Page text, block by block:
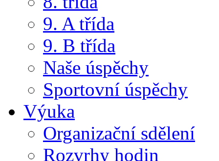
9. A třída
9. B třída
Naše úspěchy
Sportovní úspěchy
Výuka
Organizační sdělení
Rozvrhy hodin